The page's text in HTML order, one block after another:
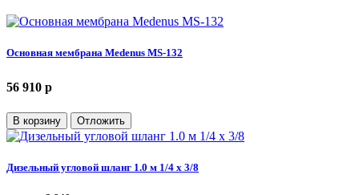
Основная мембрана Medenus MS-132
56 910 p
В корзину Отложить
Дизельный угловой шланг 1.0 м 1/4 х 3/8